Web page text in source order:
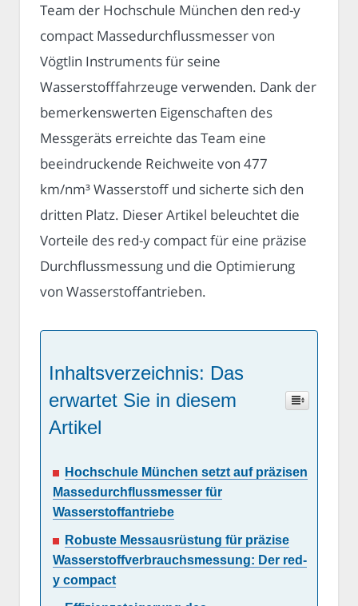
Team der Hochschule München den red-y
compact Massedurchflussmesser von
Vögtlin Instruments für seine
Wasserstofffahrzeuge verwenden. Dank der
bemerkenswerten Eigenschaften des
Messgeräts erreichte das Team eine
beeindruckende Reichweite von 477
km/nm³ Wasserstoff und sicherte sich den
dritten Platz. Dieser Artikel beleuchtet die
Vorteile des red-y compact für eine präzise
Durchflussmessung und die Optimierung
von Wasserstoffantrieben.
Inhaltsverzeichnis: Das
erwartet Sie in diesem
Artikel
Hochschule München setzt auf präzisen
Massedurchflussmesser für
Wasserstoffantriebe
Robuste Messausrüstung für präzise
Wasserstoffverbrauchsmessung: Der red-
y compact